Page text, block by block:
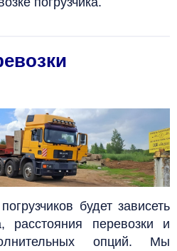
погрузчиков будет зависеть
расстояния перевозки и
опций. Мы